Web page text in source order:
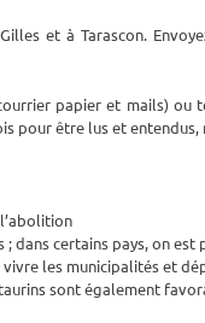
et à Tarascon.
papier et mails)
pour être lus et entendus,
dans certains pays, on est
vivre les municipalités et
sont également